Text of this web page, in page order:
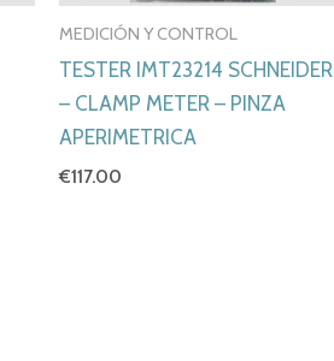
MEDICIÓN Y CONTROL
TESTER IMT23214 SCHNEIDER
– CLAMP METER – PINZA
APERIMETRICA
€117.00